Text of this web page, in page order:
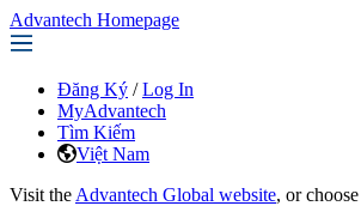
Advantech Homepage
Đăng Ký / Log In
MyAdvantech
Tìm Kiếm
Việt Nam
Visit the Advantech Global website, or